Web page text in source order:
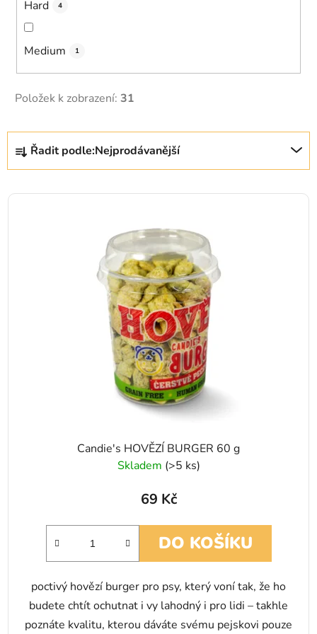
Hard 4
Medium 1
Položek k zobrazení: 31
Řazení produktů
Řadit podle:Nejprodávanější
Výpis produktů
Candie's HOVĚZÍ BURGER 60 g
Skladem (>5 ks)
69 Kč
DO KOŠÍKU
poctivý hovězí burger pro psy, který voní tak, že ho
budete chtít ochutnat i vy lahodný i pro lidi – takhle
poznáte kvalitu, kterou dáváte svému pejskovi pouze